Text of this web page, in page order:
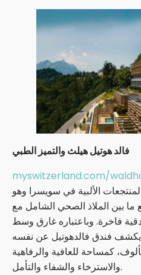
فالد هوتيل هيلث والتميز الطبي
myswitzerland.com/
الألبية في سويسرا وهو
بين الملاذ الصحي الشامل مع
فاخرة. وباعتباره غارق وسط
يكشف فندق فالدهوتيل عن نفسه
كمساحة للعافية والرفاهية
والاسترخاء والشفاء والتأمل.